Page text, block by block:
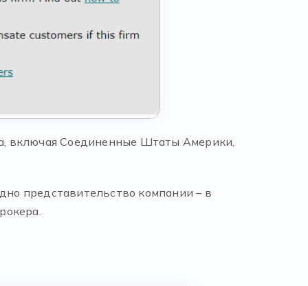
включая Соединенные Штаты Америки,
представительство компании – в